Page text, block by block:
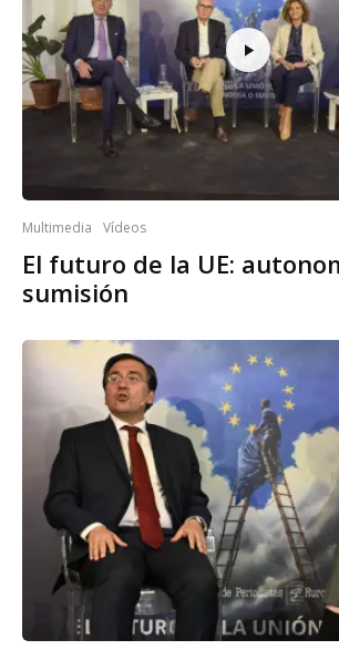
Multimedia Vídeos
El futuro de la UE:
sumisión